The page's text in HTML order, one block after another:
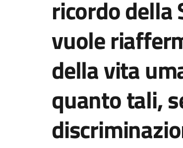
ricordo della
vuole
della vita
quanto tali,